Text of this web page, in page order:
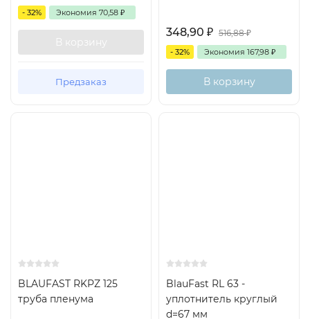
- 32% Экономия 70,58 ₽
В корзину
Предзаказ
348,90 ₽ 516,88₽
- 32% Экономия 167,98 ₽
В корзину
BLAUFAST RKPZ 125
труба пленума
BlauFast RL 63 -
уплотнитель круглый
d=67 мм